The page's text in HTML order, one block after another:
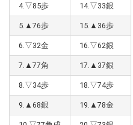
4.▽85歩 14.▽33銀
5.▲76歩 15.▲36歩
6.▽32金 16.▽62銀
7.▲77角 17.▲37銀
8.▽34歩 18.▽74歩
9.▲68銀 19.▲78金